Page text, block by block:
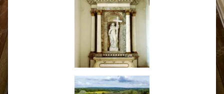
PROYECTOS RETABLOS
PROYECTOS RETABLOS